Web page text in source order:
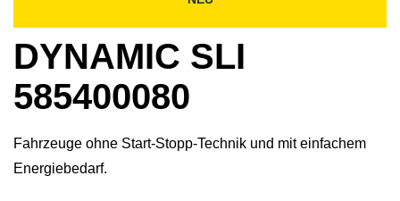
DYNAMIC SLI
585400080
Fahrzeuge ohne Start-Stopp-Technik und mit einfachem
Energiebedarf.